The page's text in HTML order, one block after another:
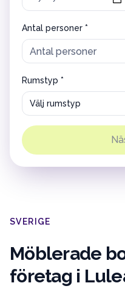
Antal personer *
Rumstyp *
Välj rumstyp
SVERIGE
Möblerade
företag i